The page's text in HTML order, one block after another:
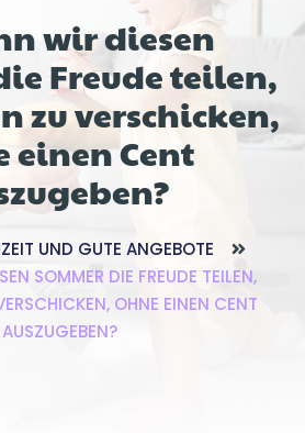
wir diesen
Freude teilen,
zu verschicken,
einen Cent
UND GUTE ANGEBOTE
SOMMER DIE FREUDE TEILEN,
OHNE EINEN CENT
AUSZUGEBEN?